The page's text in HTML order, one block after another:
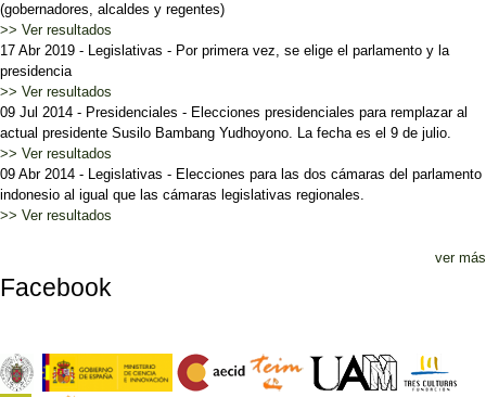
(gobernadores, alcaldes y regentes)
>> Ver resultados
17 Abr 2019 - Legislativas - Por primera vez, se elige el parlamento y la
presidencia
>> Ver resultados
09 Jul 2014 - Presidenciales - Elecciones presidenciales para remplazar al
actual presidente Susilo Bambang Yudhoyono. La fecha es el 9 de julio.
>> Ver resultados
09 Abr 2014 - Legislativas - Elecciones para las dos cámaras del parlamento
indonesio al igual que las cámaras legislativas regionales.
>> Ver resultados
ver más
Facebook